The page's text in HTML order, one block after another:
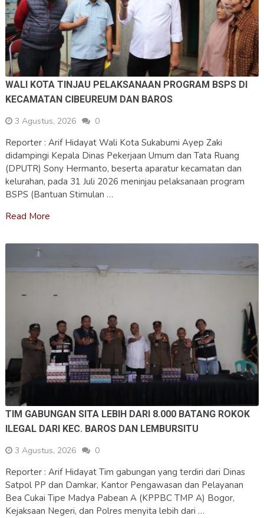
WALI KOTA TINJAU PELAKSANAAN PROGRAM BSPS DI
KECAMATAN CIBEUREUM DAN BAROS
3 Agustus, 2026
0
Reporter : Arif Hidayat Wali Kota Sukabumi Ayep Zaki
didampingi Kepala Dinas Pekerjaan Umum dan Tata Ruang
(DPUTR) Sony Hermanto, beserta aparatur kecamatan dan
kelurahan, pada 31 Juli 2026 meninjau pelaksanaan program
BSPS (Bantuan Stimulan …
Read More
TIM GABUNGAN SITA LEBIH DARI 8.000 BATANG ROKOK
ILEGAL DARI KEC. BAROS DAN LEMBURSITU
3 Agustus, 2026
0
Reporter : Arif Hidayat Tim gabungan yang terdiri dari Dinas
Satpol PP dan Damkar, Kantor Pengawasan dan Pelayanan
Bea Cukai Tipe Madya Pabean A (KPPBC TMP A) Bogor,
Kejaksaan Negeri, dan Polres menyita lebih dari …